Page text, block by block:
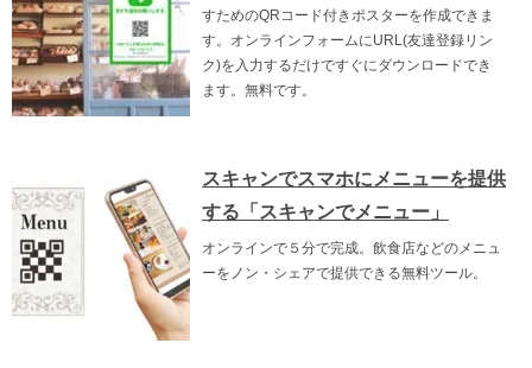
すためのQRコード付きポスターを作成できま
す。オンラインフォームにURL(友達登録リン
ク)を入力するだけですぐにダウンロードでき
ます。無料です。
スキャンでスマホにメニューを提供
する「スキャンでメニュー」
オンラインで５分で完成。飲食店などのメニュ
ーをノン・シェアで提供できる無料ツール。